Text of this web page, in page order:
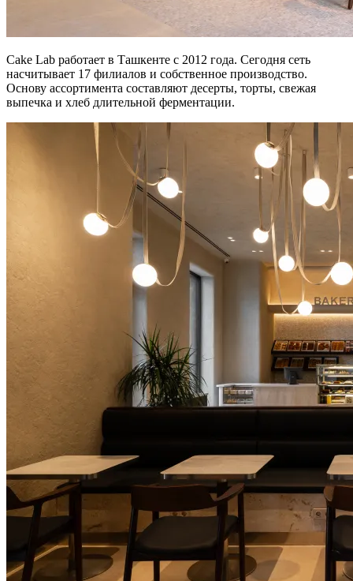
Cake Lab работает в Ташкенте с 2012 года. Сегодня сеть
насчитывает 17 филиалов и собственное производство.
Основу ассортимента составляют десерты, торты, свежая
выпечка и хлеб длительной ферментации.